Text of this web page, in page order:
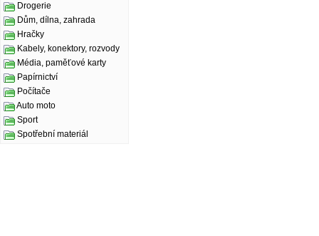
Drogerie
Dům, dílna, zahrada
Hračky
Kabely, konektory, rozvody
Média, paměťové karty
Papírnictví
Počítače
Auto moto
Sport
Spotřební materiál